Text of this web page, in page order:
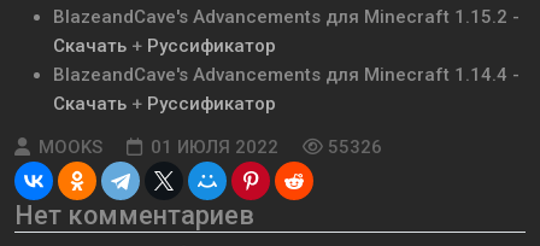
BlazeandCave's Advancements для Minecraft 1.15.2 -
Скачать + Руссификатор
BlazeandCave's Advancements для Minecraft 1.14.4 -
Скачать + Руссификатор
MOOKS
01 ИЮЛЯ 2022 55326
Нет комментариев